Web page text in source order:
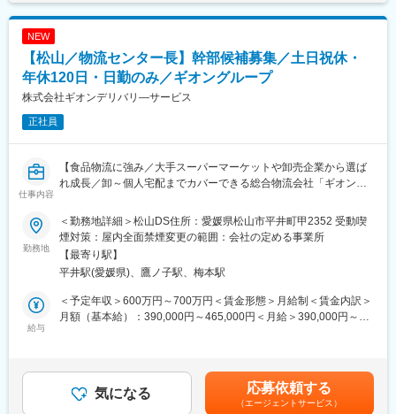
NEW
【松山／物流センター長】幹部候補募集／土日祝休・
年休120日・日勤のみ／ギオングループ
株式会社ギオンデリバリ―サービス
正社員
仕事内容
【食品物流に強み／大手スーパーマーケットや卸売企業から選ば
れ成長／卸～個人宅配までカバーできる総合物流会社「ギオン」
卸売・3PL双方を手がけるセンターにて、収益性と品質を両立さ
せるセンター運営の責任者候補を募集いたします。
■業務内容：
・物流センターの運営全般（入出庫管理、在庫管理、配送計画）
・人員管理（正社員・パート・派遣スタッフの採用・教育・シフ
・DX推進（マテハン導入、業務効率化、システム改善）
・新規拠点立ち上げや業務改善プロジェクトへの参画
※まずはマネージャーのサポート及び業務を習得していただき最短
勤務地
＜勤務地詳細＞松山DS住所：愛媛県松山市平井町甲2352 受動喫
煙対策：屋内全面禁煙変更の範囲：会社の定める事業所
【最寄り駅】
平井駅(愛媛県)、鷹ノ子駅、梅本駅
給与
＜予定年収＞600万円～700万円＜賃金形態＞月給制＜賃金内訳＞
月額（基本給）：390,000円～465,000円＜月給＞390,000円～
くまでも目安の金額であり、選考を通じて上下する可能性があり
ます。月給(月額)は固定手当を含めた表記です。
気になる 応募依頼する
（エージェントサービス）